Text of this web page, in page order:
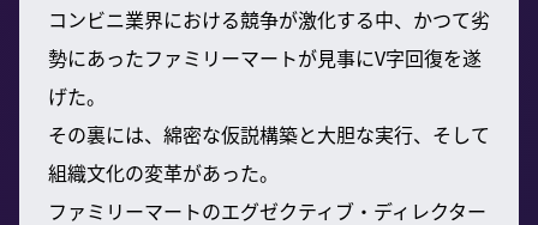
コンビニ業界における競争が激化する中、かつて劣
勢にあったファミリーマートが見事にV字回復を遂
げた。
その裏には、綿密な仮説構築と大胆な実行、そして
組織文化の変革があった。
ファミリーマートのエグゼクティブ・ディレクター